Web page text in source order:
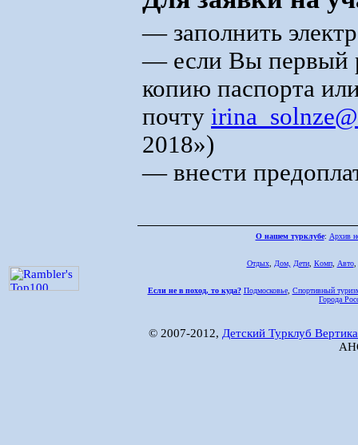
— заполнить
— если Вы первый
копию паспорта
почту
2018»)
— внести
О нашем турклубе: Архив
Отдых, Дом, Дети, Комп, Авто,
Если не в поход, то куда? Подмосковье, Спортивный
Города
© 2007-2012, Детский Турклуб